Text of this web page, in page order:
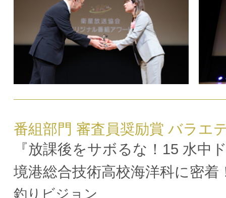
番組部門 審査員奨励賞 バラエ
『放課後をサボるな！15 水中
境港総合技術高校海洋科に密着
釣りビジョン